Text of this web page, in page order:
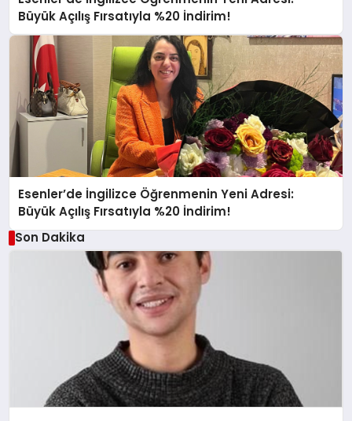
Büyük Açılış Fırsatıyla %20 İndirim!
Esenler’de İngilizce Öğrenmenin Yeni Adresi:
Büyük Açılış Fırsatıyla %20 İndirim!
Son Dakika